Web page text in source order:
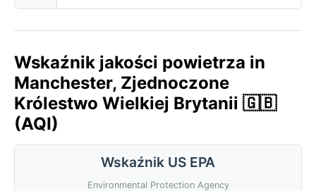
Wskaźnik jakości powietrza in
Manchester, Zjednoczone
Królestwo Wielkiej Brytanii 🇬🇧
(AQI)
Wskaźnik US EPA
Environmental Protection Agency